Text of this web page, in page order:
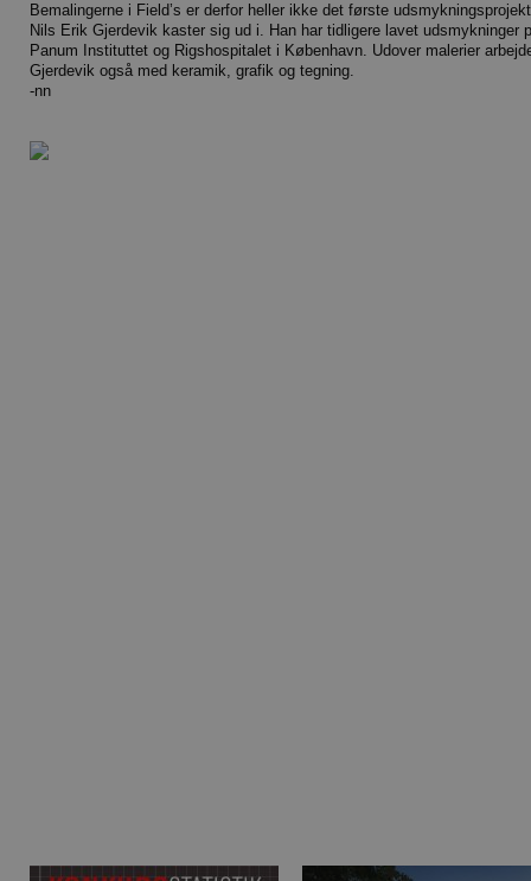
Bemalingerne i Field’s er derfor heller ikke det første
Nils Erik Gjerdevik kaster sig ud i. Han har tidligere lavet udsmykninger
Panum Instituttet og Rigshospitalet i København. Udover malerier
Gjerdevik også med keramik, grafik og tegning.
-nn